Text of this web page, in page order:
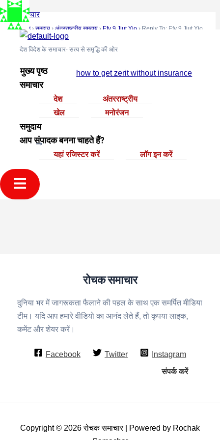
Skip
to
content
रोचक समाचार
देश विदेश के समाचार- सत्य से समृद्धि की ओर
मुख्य पृष्ठ
समाचार
देश
अंतरराष्ट्रीय
खेल
मनोरंजन
समुदाय
आप संपादक बनना चाहते हैं?
यहां रजिस्टर करें लॉग इन करें
मुख्य पृष्ठ › समुदाय › अंतरराष्ट्रीय समुदाय › Efv 9 Jjut Yjo › Reply To: Efv 9 Jjut Yjo
July 8, 2025 at 3:35 am
how to get zerit without insurance
Post
navigation
NEXT
रोचक समाचार
दुनिया भर में जागरूकता फैलाने की पहल के साथ एक समर्पित मीडिया
टीम। यदि आप हमारे वीडियो का आनंद लेते हैं, तो कृपया लाइक,
कमेंट और शेयर करें।
Facebook Twitter
Instagram
संपर्क करें
Copyright © 2026 रोचक समाचार | Powered by Rochak